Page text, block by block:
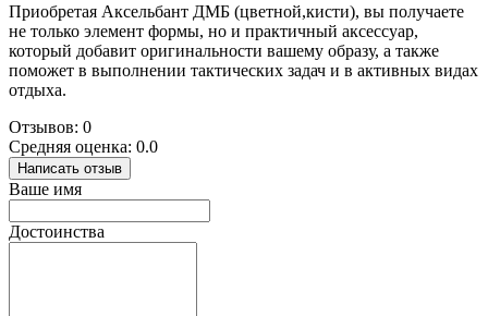
Приобретая Аксельбант ДМБ (цветной,кисти), вы получаете
не только элемент формы, но и практичный аксессуар,
который добавит оригинальности вашему образу, а также
поможет в выполнении тактических задач и в активных видах
отдыха.
Отзывов: 0
Средняя оценка: 0.0
Написать отзыв
Ваше имя
Достоинства